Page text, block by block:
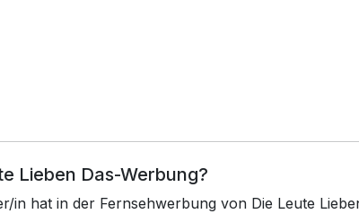
Lieben Das-Werbung?
hat in der Fernsehwerbung von Die Leute